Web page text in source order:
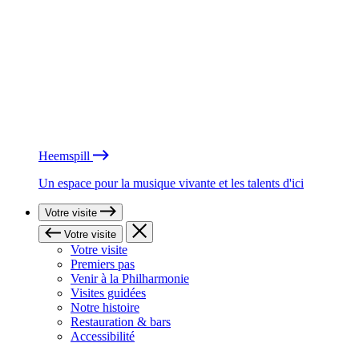
Heemspill
Un espace pour la musique vivante et les talents d'ici
Votre visite
Votre visite
Votre visite
Premiers pas
Venir à la Philharmonie
Visites guidées
Notre histoire
Restauration & bars
Accessibilité